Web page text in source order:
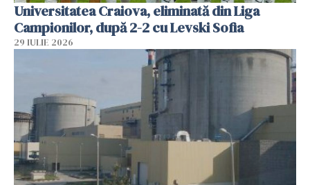
Universitatea Craiova, eliminată din Liga
Campionilor, după 2-2 cu Levski Sofia
29 IULIE 2026